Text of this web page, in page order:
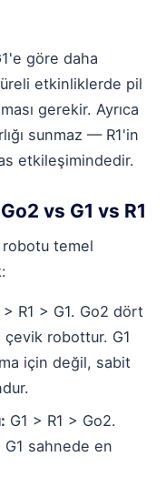
göre daha
etkinliklerde pil
gerekir. Ayrıca
sunmaz — R1'in
etkileşimindedir.
vs G1 vs R1
robotu temel
> R1 > G1. Go2 dört
çevik robottur. G1
için değil, sabit
G1 > R1 > Go2.
G1 sahnede en